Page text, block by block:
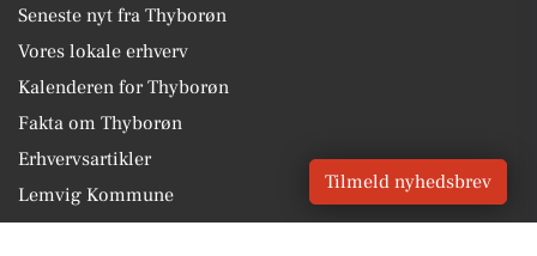
Seneste nyt fra Thyborøn
Vores lokale erhverv
Kalenderen for Thyborøn
Fakta om Thyborøn
Erhvervsartikler
Lemvig Kommune
Tilmeld nyhedsbrev